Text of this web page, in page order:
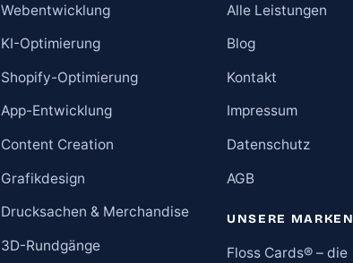
Webentwicklung
KI-Optimierung
Shopify-Optimierung
App-Entwicklung
Content Creation
Grafikdesign
Drucksachen & Merchandise
3D-Rundgänge
Alle Leistungen
Blog
Kontakt
Impressum
Datenschutz
AGB
UNSERE MARKEN
Floss Cards® – die